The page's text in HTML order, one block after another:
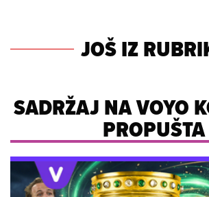
JOŠ IZ
SADRŽAJ NA VOYO
PROPUŠTA